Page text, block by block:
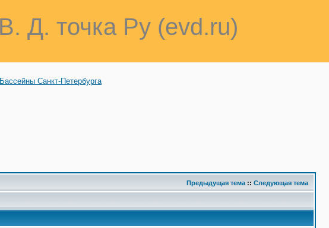
Д. точка Ру (evd.ru)
Бассейны Санкт-Петербурга
Предыдущая тема :: Следующая тема